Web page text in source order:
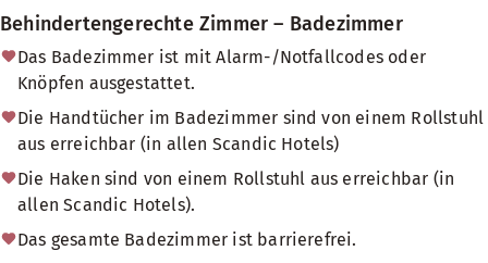
Behindertengerechte Zimmer – Badezimmer
Das Badezimmer ist mit Alarm-/Notfallcodes oder
Knöpfen ausgestattet.
Die Handtücher im Badezimmer sind von einem Rollstuhl
aus erreichbar (in allen Scandic Hotels)
Die Haken sind von einem Rollstuhl aus erreichbar (in
allen Scandic Hotels).
Das gesamte Badezimmer ist barrierefrei.